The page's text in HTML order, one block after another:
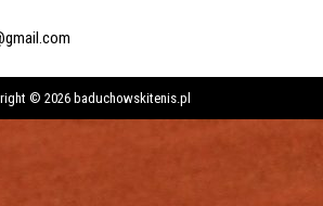
© 2026 baduchowskitenis.pl